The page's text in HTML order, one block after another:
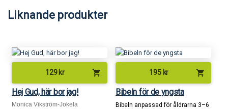
Liknande produkter
129 kr shopping_cart
Hej Gud, här bor jag!
Monica Vikström-Jokela
195 kr shopping_cart
Bibeln för de yngsta
Bibeln anpassad för åldrarna 3–6